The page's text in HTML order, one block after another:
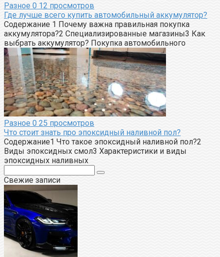
Разное 0 12 просмотров
Где лучше всего купить автомобильный аккумулятор?
Содержание 1 Почему важна правильная покупка
аккумулятора?2 Специализированные магазины3 Как
выбрать аккумулятор? Покупка автомобильного
Разное 0 25 просмотров
Что стоит знать про эпоксидный наливной пол?
Содержание1 Что такое эпоксидный наливной пол?2
Виды эпоксидных смол3 Характеристики и виды
эпоксидных наливных
Свежие записи